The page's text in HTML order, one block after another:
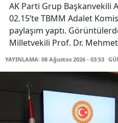
AK Parti Grup Başkanvekili
02.15’te TBMM Adalet
paylaşım yaptı.
Milletvekili Prof. Dr.
YAYINLAMA: 08 Ağustos 2026 - 03:53